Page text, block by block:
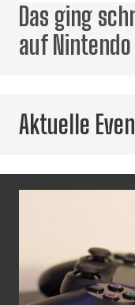
Das ging
auf
Aktuelle